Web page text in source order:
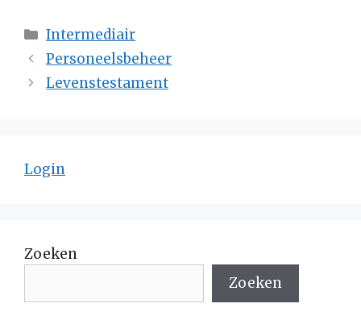
Categorieën
Intermediair
Personeelsbeheer
Levenstestament
Login
Zoeken
Zoeken